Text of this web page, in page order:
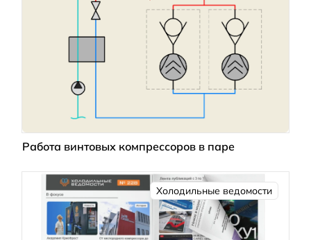
Работа винтовых компрессоров в паре
Холодильные ведомости